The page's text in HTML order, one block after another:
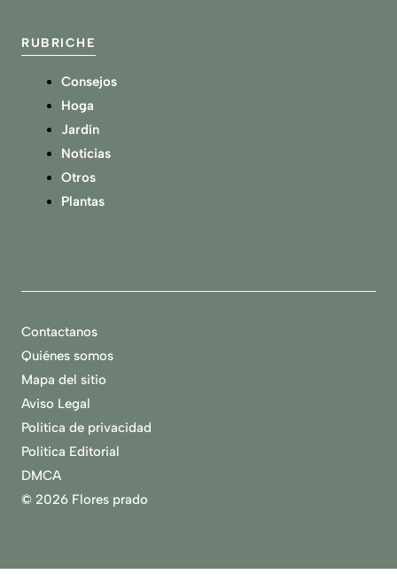
RUBRICHE
Consejos
Hoga
Jardín
Noticias
Otros
Plantas
© 2026 Flores prado
Contactanos
Quiénes somos
Mapa del sitio
Aviso Legal
Politica de privacidad
Politica Editorial
DMCA